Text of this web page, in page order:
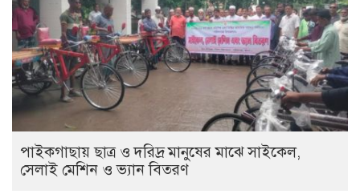
পাইকগাছায় ছাত্র ও দরিদ্র মানুষের মাঝে সাইকেল,
সেলাই মেশিন ও ভ্যান বিতরণ